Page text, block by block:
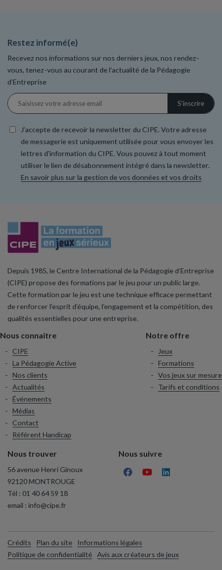
Restez informé(e)
Recevez nos informations sur nos derniers jeux, nos rendez-
vous, tenez-vous au courant de l’actualité de la Pédagogie
d’Entreprise
J’accepte de recevoir la newsletter du CIPE. Votre adresse
de messagerie est uniquement utilisée pour vous envoyer les
lettres d'information du CIPE. Vous pouvez à tout moment
utiliser le lien de désabonnement intégré dans la newsletter.
En savoir plus sur la gestion de vos données et vos droits
Depuis 1985, le Centre International de la Pédagogie d’Entreprise
(CIPE) propose des formations par le jeu pour un public large.
Cette formation par le jeu est une technique efficace permettant
de renforcer l’esprit d’équipe, l’engagement et la compétition, des
qualités essentielles pour une entreprise.
Nous connaitre
CIPE
La Pédagogie Active
Nos clients
Actualités
Événements
Médias
Contact
Référent Handicap
Notre offre
Jeux
Formations
Vos jeux sur mesure
Tarifs et conditions
Nous trouver
56 avenue Henri Ginoux
92120 MONTROUGE
Tél : 01 40 64 59 18
email : info@cipe.fr
Nous suivre
Crédits Plan du site
Informations légales
Politique de confidentialité
Avis aux créateurs de jeux